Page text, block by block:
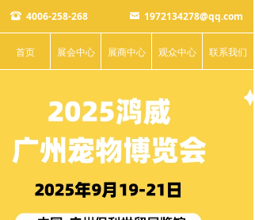
뀰 4006-258-268 낂 1972134278@qq.com
首页 展会中心 展商中心 观众中心 联系我们